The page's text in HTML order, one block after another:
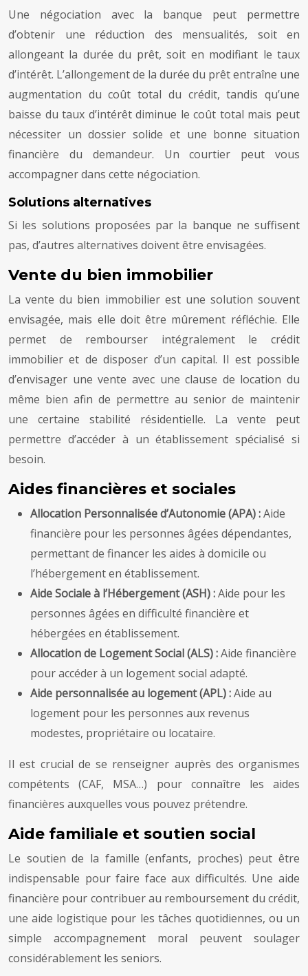
Une négociation avec la banque peut permettre
d’obtenir une réduction des mensualités, soit en
allongeant la durée du prêt, soit en modifiant le taux
d’intérêt. L’allongement de la durée du prêt entraîne une
augmentation du coût total du crédit, tandis qu’une
baisse du taux d’intérêt diminue le coût total mais peut
nécessiter un dossier solide et une bonne situation
financière du demandeur. Un courtier peut vous
accompagner dans cette négociation.
Solutions alternatives
Si les solutions proposées par la banque ne suffisent
pas, d’autres alternatives doivent être envisagées.
Vente du bien immobilier
La vente du bien immobilier est une solution souvent
envisagée, mais elle doit être mûrement réfléchie. Elle
permet de rembourser intégralement le crédit
immobilier et de disposer d’un capital. Il est possible
d’envisager une vente avec une clause de location du
même bien afin de permettre au senior de maintenir
une certaine stabilité résidentielle. La vente peut
permettre d’accéder à un établissement spécialisé si
besoin.
Aides financières et sociales
Allocation Personnalisée d’Autonomie (APA) :Aide
financière pour les personnes âgées dépendantes,
permettant de financer les aides à domicile ou
l’hébergement en établissement.
Aide Sociale à l’Hébergement (ASH) :Aide pour les
personnes âgées en difficulté financière et
hébergées en établissement.
Allocation de Logement Social (ALS) :Aide financière
pour accéder à un logement social adapté.
Aide personnalisée au logement (APL) :Aide au
logement pour les personnes aux revenus
modestes, propriétaire ou locataire.
Il est crucial de se renseigner auprès des organismes
compétents (CAF, MSA…) pour connaître les aides
financières auxquelles vous pouvez prétendre.
Aide familiale et soutien social
Le soutien de la famille (enfants, proches) peut être
indispensable pour faire face aux difficultés. Une aide
financière pour contribuer au remboursement du crédit,
une aide logistique pour les tâches quotidiennes, ou un
simple accompagnement moral peuvent soulager
considérablement les seniors.